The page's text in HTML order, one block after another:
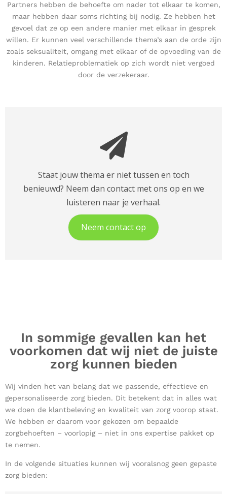
Partners hebben de behoefte om nader tot elkaar te komen,
maar hebben daar soms richting bij nodig. Ze hebben het
gevoel dat ze op een andere manier met elkaar in gesprek
willen. Er kunnen veel verschillende thema’s aan de orde zijn
zoals seksualiteit, omgang met elkaar of de opvoeding van de
kinderen. Relatieproblematiek op zich wordt niet vergoed
door de verzekeraar.
Staat jouw thema er niet tussen en toch
benieuwd? Neem dan contact met ons op en we
luisteren naar je verhaal.
Neem contact op
In sommige gevallen kan het
voorkomen dat wij niet de juiste
zorg kunnen bieden
Wij vinden het van belang dat we passende, effectieve en
gepersonaliseerde zorg bieden. Dit betekent dat in alles wat
we doen de klantbeleving en kwaliteit van zorg voorop staat.
We hebben er daarom voor gekozen om bepaalde
zorgbehoeften – voorlopig – niet in ons expertise pakket op
te nemen.
In de volgende situaties kunnen wij vooralsnog geen gepaste
zorg bieden: